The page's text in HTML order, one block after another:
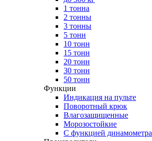
1 тонна
2 тонны
3 тонны
5 тонн
10 тонн
15 тонн
20 тонн
30 тонн
50 тонн
Функции
Индикация на пульте
Поворотный крюк
Влагозащищенные
Морозостойкие
С функцией динамометра